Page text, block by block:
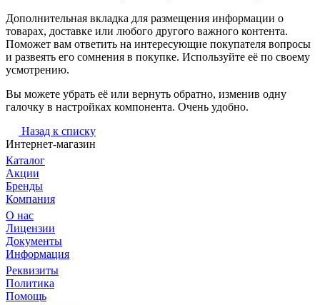
Дополнительная вкладка для размещения информации о
товарах, доставке или любого другого важного контента.
Поможет вам ответить на интересующие покупателя вопросы
и развеять его сомнения в покупке. Используйте её по своему
усмотрению.
Вы можете убрать её или вернуть обратно, изменив одну
галочку в настройках компонента. Очень удобно.
Назад к списку
Интернет-магазин
Каталог
Акции
Бренды
Компания
О нас
Лицензии
Документы
Информация
Реквизиты
Политика
Помощь